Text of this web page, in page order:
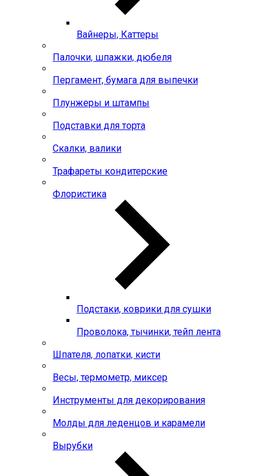
Вайнеры, Каттеры
Палочки, шпажки, дюбеля
Пергамент, бумага для выпечки
Плунжеры и штампы
Подставки для торта
Скалки, валики
Трафареты кондитерские
Флористика
Подстаки, коврики для сушки
Проволока, тычинки, тейп лента
Шпателя, лопатки, кисти
Весы, термометр, миксер
Инструменты для декорирования
Молды для леденцов и карамели
Вырубки